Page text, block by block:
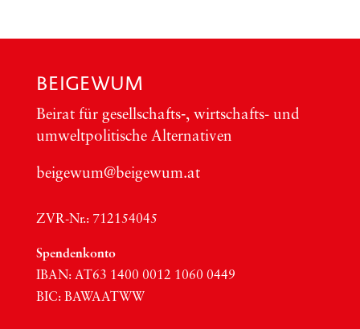
BEIGEWUM
Bei­rat für gesellschafts‑, wirt­schafts- und
umwelt­po­li­ti­sche Alter­na­ti­ven
beigewum@beigewum.at
ZVR-Nr.: 712154045
Spen­den­kon­to
IBAN: AT63 1400 0012 1060 0449
BIC: BAWAATWW